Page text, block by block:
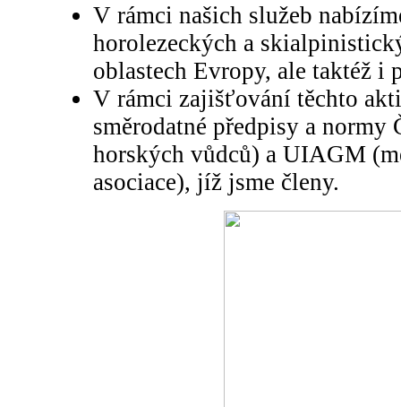
V rámci našich služeb
horolezeckých a
oblastech Evropy, ale taktéž i
V rámci zajišťování těchto
směrodatné předpisy a normy
horských vůdců) a UIAGM
asociace), jíž jsme členy.